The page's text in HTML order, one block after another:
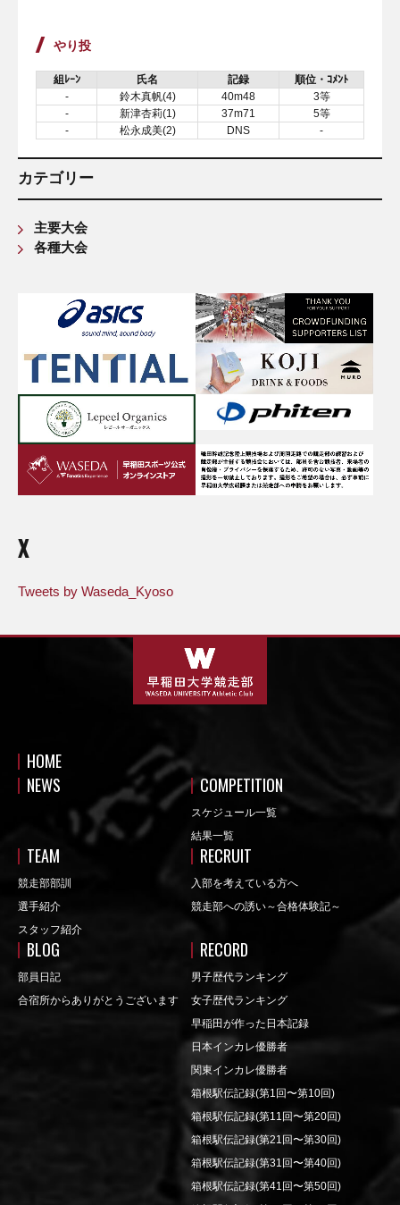
やり投
組ﾚｰﾝ 氏名 記録
順位・ｺﾒﾝﾄ
-
鈴木真帆(4) 40m48
3等
-
新津杏莉(1) 37m71
5等
-
松永成美(2) DNS -
カテゴリー
主要大会
各種大会
X
Tweets by Waseda_Kyoso
HOME
NEWS
COMPETITION
スケジュール一覧
結果一覧
TEAM
競走部部訓
選手紹介
スタッフ紹介
RECRUIT
入部を考えている方へ
競走部への誘い～合格体験記～
BLOG
部員日記
合宿所からありがとうございます
RECORD
男子歴代ランキング
女子歴代ランキング
早稲田が作った日本記録
日本インカレ優勝者
関東インカレ優勝者
箱根駅伝記録(第1回〜第10回)
箱根駅伝記録(第11回〜第20回)
箱根駅伝記録(第21回〜第30回)
箱根駅伝記録(第31回〜第40回)
箱根駅伝記録(第41回〜第50回)